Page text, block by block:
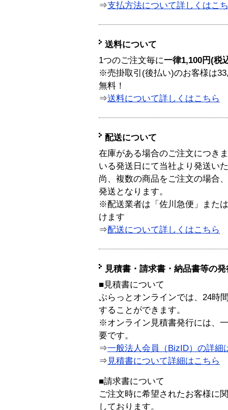
⇒支払方法について詳しくはこ
送料について
1つのご注文毎に一律1,100円(税
※売掛取引(後払い)のお客様は
無料！
⇒送料について詳しくはこちら
配送について
在庫がある場合のご注文につき
いる発送日にて当社より発送い
尚、複数の商品をご注文の場合
発送となります。
※配送業者は「佐川急便」また
けます
⇒配送について詳しくはこちら
見積書・請求書・納品書等の
■見積書について
ぷらっとオンラインでは、24時
することができます。
※オンライン見積書発行には、
要です。
⇒一般法人会員（BizID）の詳細
⇒ 見積書について詳細はこちら
■請求書について
ご注文時に希望されたお客様に
しております。